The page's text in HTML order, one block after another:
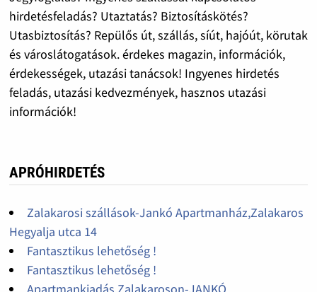
hirdetésfeladás? Utaztatás? Biztosításkötés?
Utasbiztosítás? Repülős út, szállás, síút, hajóút, körutak
és városlátogatások. érdekes magazin, információk,
érdekességek, utazási tanácsok! Ingyenes hirdetés
feladás, utazási kedvezmények, hasznos utazási
információk!
APRÓHIRDETÉS
Zalakarosi szállások-Jankó Apartmanház,Zalakaros
Hegyalja utca 14
Fantasztikus lehetőség !
Fantasztikus lehetőség !